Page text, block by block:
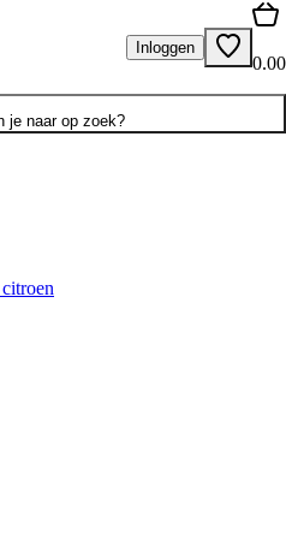
Inloggen
0.00
je naar op zoek?